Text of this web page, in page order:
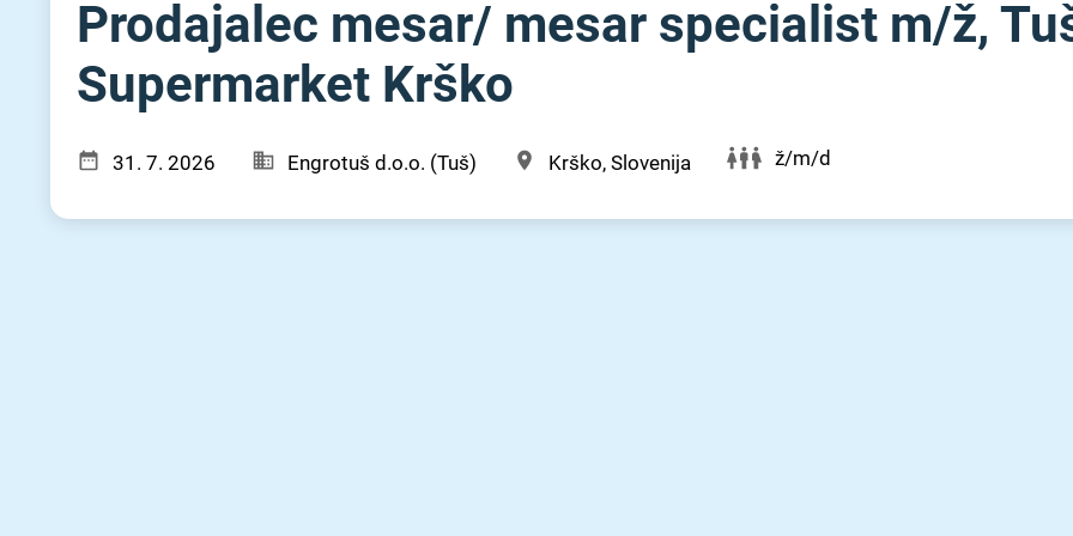
Prodajalec mesar⁠/⁠ mesar specialist m⁠/⁠ž,
Supermarket Krško
31. 7. 2026 Engrotuš d.o.o. (Tuš) Krško, Slovenija ž/m/d